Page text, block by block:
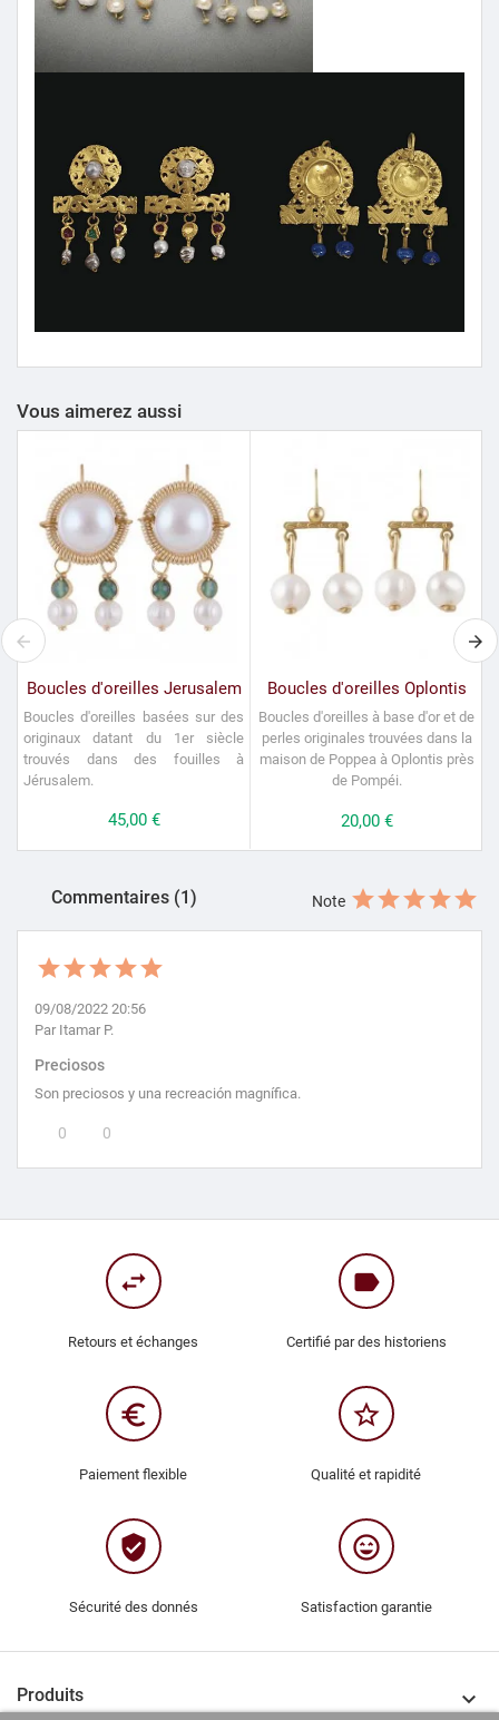
Vous aimerez aussi
Boucles d'oreilles Jerusalem
Boucles d'oreilles basées sur des
originaux datant du 1er siècle
trouvés dans des fouilles à
Jérusalem.
Prix
45,00 €
Boucles d'oreilles Oplontis
Boucles d'oreilles à base d'or et de
perles originales trouvées dans la
maison de Poppea à Oplontis près
de Pompéi.
Prix
20,00 €
Commentaires (1) Note
09/08/2022 20:56
Par Itamar P.
Preciosos
Son preciosos y una recreación magnífica.
0 0
swap_horiz
Retours et échanges
label
Certifié par des historiens
euro_symbol
Paiement flexible
star_border
Qualité et rapidité
verified_user
Sécurité des donnés
sentiment_very_satisfied
Satisfaction garantie
Produits 